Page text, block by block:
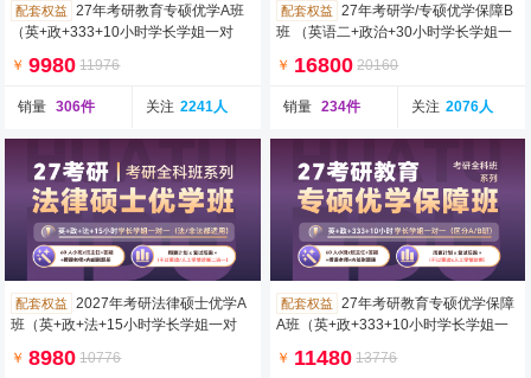
配套权益
27年考研教育专硕优学A班
（英+政+333+10小时学长学姐一对
￥ 9980 11976
销量 306件 关注 2241人
配套权益
27年考研学/专硕优学保障B
班 （英语二+政治+30小时学长学姐一
￥ 16800 20160
销量 234件 关注 2076人
配套权益
2027年考研法律硕士优学A
班（英+政+法+15小时学长学姐一对
￥ 8980 10776
配套权益
27年考研教育专硕优学保障
A班（英+政+333+10小时学长学姐一
￥ 11480 13776